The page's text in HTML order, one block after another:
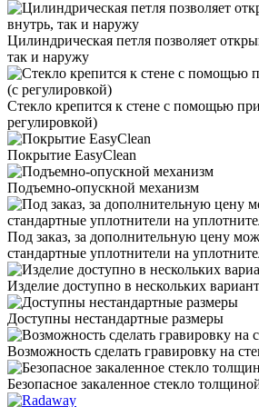
Цилиндрическая петля позволяет
так и наружу
Стекло крепится к стене с помощью
регулировкой)
Покрытие EasyClean
Подъемно-опускной механизм
Под заказ, за дополнительную цену
стандартные уплотнители на
Изделие доступно в нескольких
Доступны нестандартные размеры
Возможность сделать гравировку на
Безопасное закаленное стекло